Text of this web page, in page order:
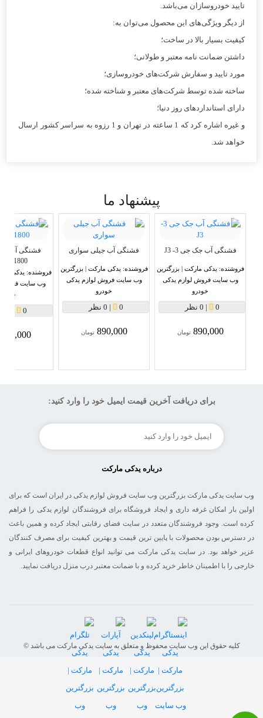
تایید خودروسازان می‌باشد.
از دیگر ویژگی‌های این محصول می‌توان به:
کیفیت بسیار بالا در ساخت؛
داشتن ضمانت نامه معتبر و طولانی؛
مورد تایید و سفارش شرکت‌های خودروسازی؛
ساخته شده توسط شرکت‌های معتبر و شناخته شده؛
دارای استانداردهای روز دنیا؛
و غیره اشاره کرد که 1 ساعته در تهران و 1 رزوه به سراسر کشور ارسال
خواهد شد.
پیشنهاد ما
فشنگی آب جک جی 3- J3
فروشنده: یدکی مارکت | بزرگترین
وب سایت فروش لوازم یدکی
خودرو
0
| 0 نظر
890,000 تومان
فشنگی آب جیلی سواری
فروشنده: یدکی مارکت | بزرگترین
وب سایت فروش لوازم یدکی
خودرو
0
| 0 نظر
890,000 تومان
1800سی سی
فروشنده: یدکی
وب سایت فروش
خودرو
0
890,000
برای دریافت آخرین قیمت ایمیل خود را وارد کنید:
درباره یدکی مارکت
وب سایت یدکی مارکت بزرگترین وب سایت فروش لوازم یدکی در ایران است که برای
اولین بار امکان غرفه داری و ایجاد فروشگاه برای فروشندگان لوازم یدکی را فراهم
کرده است. وجود فروشندگان متعدد در سایت فضای رقابتی ایجاد کرده و همین باعث
در دسترس بودن محصولات با پایین ترین قیمت و بهترین کیفیت برای مصرف کنندگان
عزیر خواهد بود. در سایت یدکی مارکت می توانید انواع قطعات خودروهای ایرانی و
خارجی را با اطمینان خاطر خرید کرده و با ضمانت معتبر درب منزل دریافت نمایید.
© کلیه حقوق این وب سایت محفوظ و متعلق به سایت یدکی مارکت می باشد